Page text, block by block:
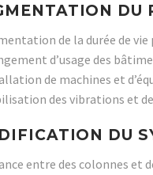
DU
de la durée de
d’usage des
de machines et
des vibrations et
DU
entre des colonnes et